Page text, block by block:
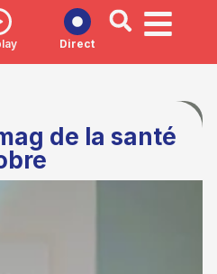
Direct
de la santé